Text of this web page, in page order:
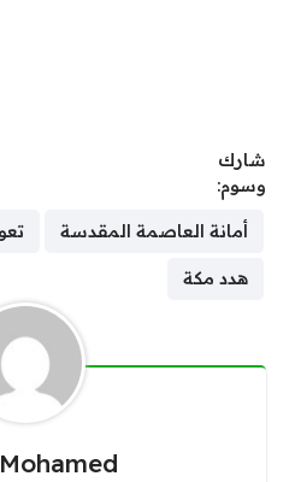
شارك
وسوم:
أمانة العاصمة المقدسة
هدد مكة